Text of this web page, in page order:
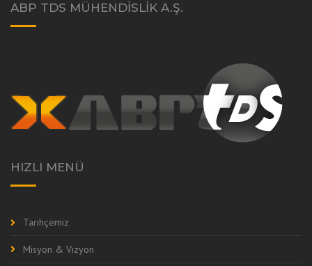
ABP TDS MÜHENDISLIK A.Ş.
HIZLI MENÜ
Tarihçemiz
Misyon & Vizyon